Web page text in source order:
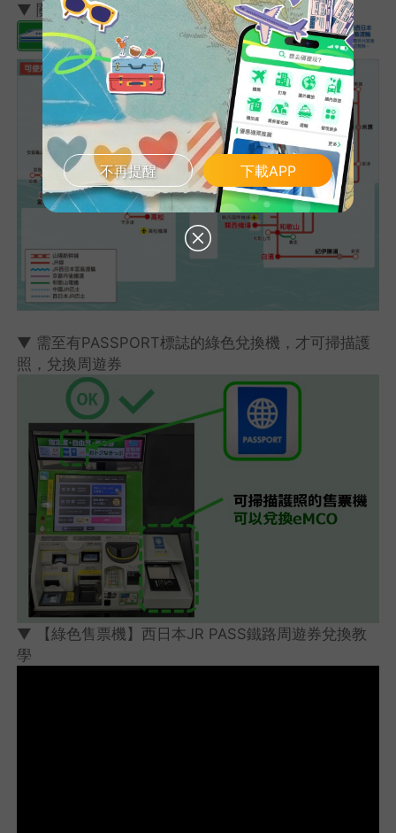
▼ 關西廣島鐵路周遊券可搭乘路線
▼ 需至有PASSPORT標誌的綠色兌換機，才可掃描護
照，兌換周遊券
▼ 【綠色售票機】西日本JR PASS鐵路周遊券兌換教
學
不再提醒 下載APP